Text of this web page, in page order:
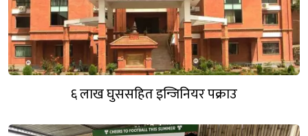
६ लाख घुससहित इन्जिनियर पक्राउ